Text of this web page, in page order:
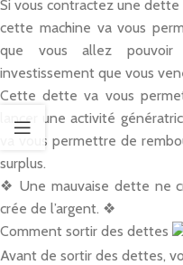
Si vous contractez une dette
cette machine va vous
que vous allez
investissement que vous
Cette dette va vous
lancer une activité
va vous permettre de
surplus.
❖ Une mauvaise dette ne
crée de l’argent. ❖
Comment sortir des dettes
Avant de sortir des dettes,